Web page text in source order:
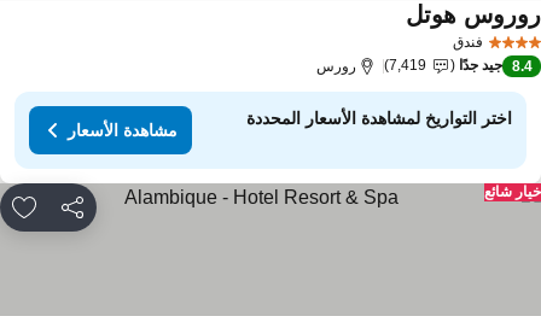
فندق
هوتل
8.4 جيد جدًا 7,419 رورس
اختر التواريخ لمشاهدة الأسعار المحددة
مشاهدة الأسعار
مشاركة
شائع